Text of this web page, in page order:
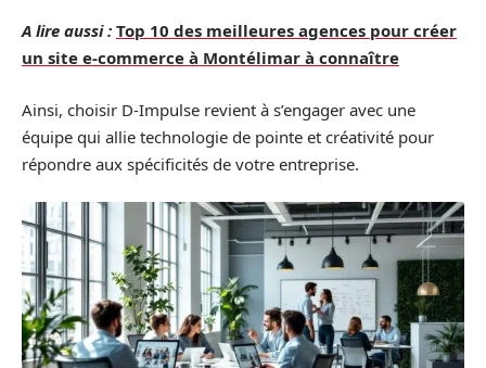
A lire aussi : Top 10 des meilleures agences pour créer
un site e-commerce à Montélimar à connaître
Ainsi, choisir D-Impulse revient à s’engager avec une
équipe qui allie technologie de pointe et créativité pour
répondre aux spécificités de votre entreprise.